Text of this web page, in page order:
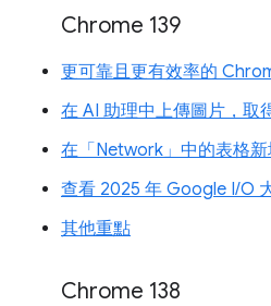
Chrome 139
更可靠且更有效率的
在 AI 助理中上傳圖片，取
在「Network」中的表格
查看 2025 年 Google I/O
其他重點
Chrome 138